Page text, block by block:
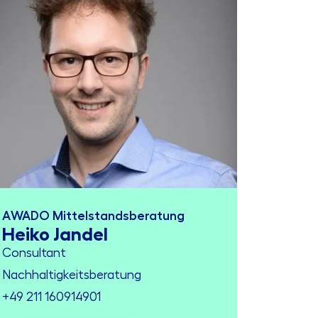
AWADO Mittelstandsberatung
Heiko Jandel
Consultant
Nachhaltigkeitsberatung
+49 211 160914901